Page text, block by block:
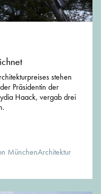
stehen
Präsidentin der
Haack, vergab drei
MünchenArchitektur